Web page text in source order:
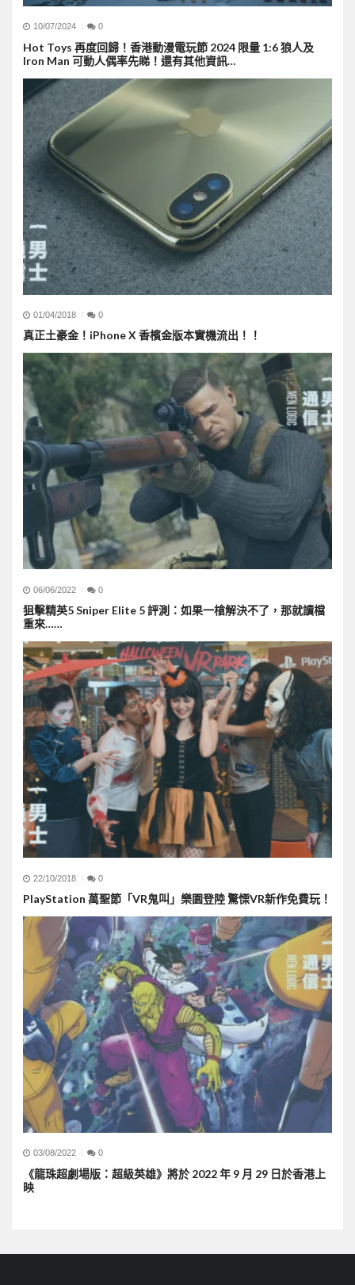
10/07/2024 0
Hot Toys 再度回歸！香港動漫電玩節 2024 限量 1:6 狼人及
Iron Man 可動人偶率先睇！還有其他資訊…
01/04/2018 0
真正土豪金！iPhone X 香檳金版本實機流出！！
06/06/2022 0
狙擊精英5 Sniper Elite 5 評測：如果一槍解決不了，那就讀檔
重來……
22/10/2018 0
PlayStation 萬聖節「VR鬼叫」樂園登陸 驚慄VR新作免費玩！
03/08/2022 0
《龍珠超劇場版：超級英雄》將於 2022 年 9 月 29 日於香港上
映